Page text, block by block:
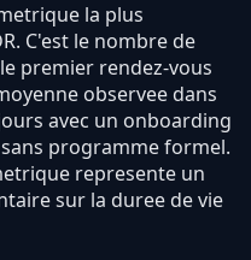
la plus
C'est le nombre de
premier rendez-vous
observee dans
avec un onboarding
programme formel.
represente un
sur la duree de vie